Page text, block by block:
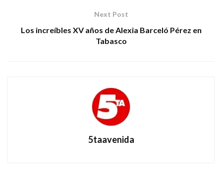
Next Post
Los increíbles XV años de Alexia Barceló Pérez en
Tabasco
5taavenida